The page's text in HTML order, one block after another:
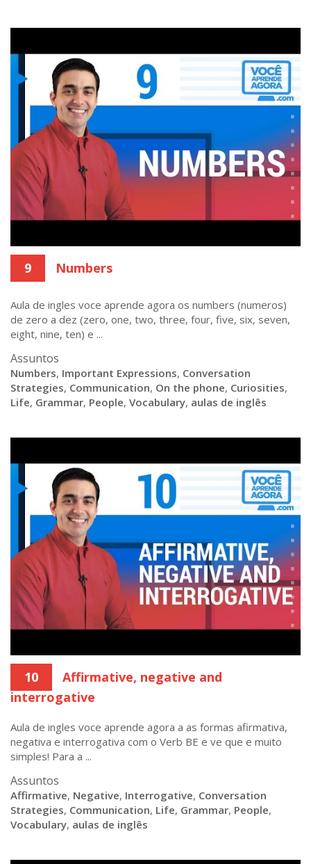
9 Numbers
Aula de ingles voce aprende agora os numbers (numeros)
de zero a dez (zero, one, two, three, four, five, six, seven,
eight, nine, ten) e ...
Assuntos
Numbers, Important Expressions, Conversation
Strategies, Communication, On the phone, Curiosities,
Life, Grammar, People, Vocabulary, aulas de inglês
10
Affirmative, negative and
interrogative
Aula de ingles voce aprende agora a as formas afirmativa,
negativa e interrogativa com o Verb BE e ve que e muito
simples! Para a ...
Assuntos
Affirmative, Negative, Interrogative, Conversation
Strategies, Communication, Life, Grammar, People,
Vocabulary, aulas de inglês